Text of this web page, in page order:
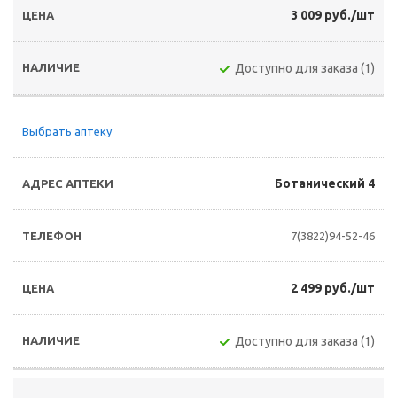
3 009 руб./шт
Доступно для заказа (1)
Выбрать аптеку
Ботанический 4
7(3822)94-52-46
2 499 руб./шт
Доступно для заказа (1)